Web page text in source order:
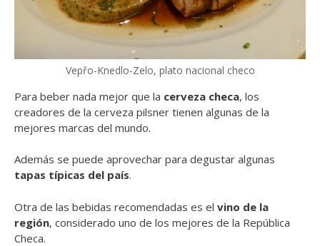
Vepřo-Knedlo-Zelo, plato nacional checo
Para beber nada mejor que la cerveza checa, los
creadores de la cerveza pilsner tienen algunas de la
mejores marcas del mundo.
Además se puede aprovechar para degustar algunas
tapas típicas del país.
Otra de las bebidas recomendadas es el vino de la
región, considerado uno de los mejores de la República
Checa.